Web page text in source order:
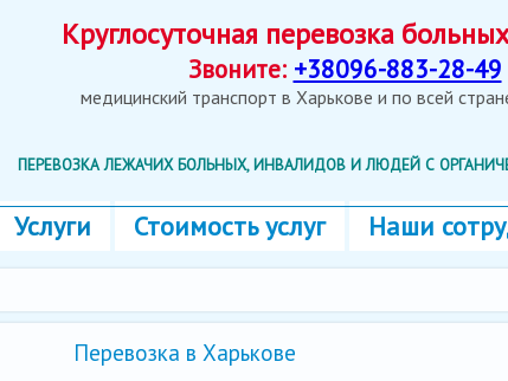
Круглосуточная перевозка
Звоните: +38096-883-28-49
медицинский транспорт в Харькове и по всей
ПЕРЕВОЗКА ЛЕЖАЧИХ БОЛЬНЫХ, ИНВАЛИДОВ И ЛЮДЕЙ С
Услуги Стоимость услуг Наши
Перевозка в Харькове